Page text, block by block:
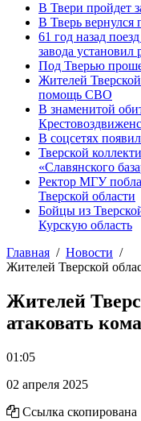
В Твери пройдет
В Тверь
61 год назад
завода установил
Под Тверью
Жителей
помощь СВО
В знаменитой
В соцсетях
Тверской
«Славянского
Ректор МГУ
Тверской области
Бойцы из
Курскую область
Главная
Новости
Жителей Тверской
Жителей
атаковать
01:05
02 апреля 2025
Ссылка скопирована